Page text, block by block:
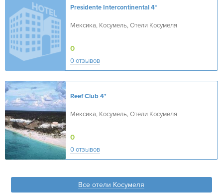
Presidente Intercontinental4*
Мексика, Косумель, Отели Косумеля
0
0 отзывов
Reef Club4*
Мексика, Косумель, Отели Косумеля
0
0 отзывов
Все отели Косумеля